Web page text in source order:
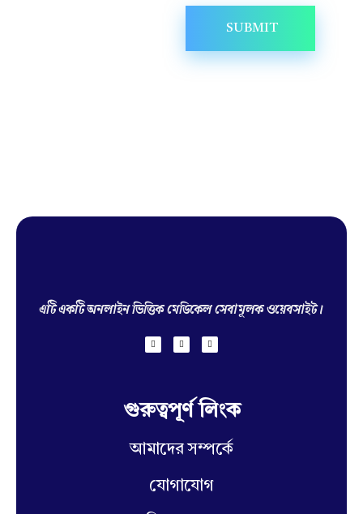
এটি একটি অনলাইন ভিত্তিক মেডিকেল সেবামূলক ওয়েবসাইট।
গুরুত্বপূর্ণ লিংক
আমাদের সম্পর্কে
যোগাযোগ